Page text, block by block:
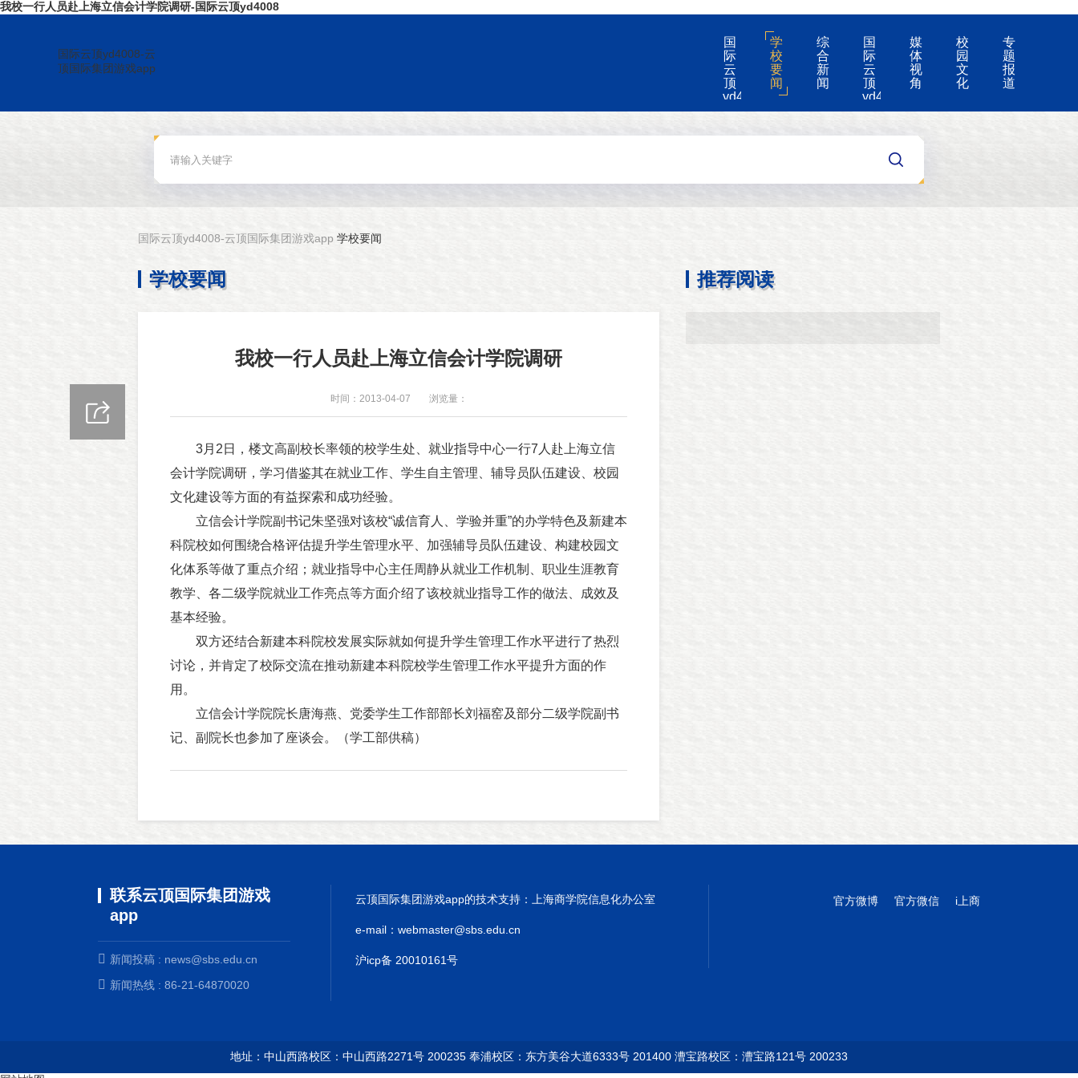
我校一行人员赴上海立信会计学院调研-国际云顶yd4008
国际云顶yd4008-云
顶国际集团游戏app
国
际
云
顶
yd4008-
云
国
戏
学
校
要
闻
综
合
新
闻
国
际
云
顶
yd4008
的
告
媒
体
视
角
校
园
文
化
专
题
报
道
国际云顶yd4008-云顶国际集团游戏app 学校要闻
学校要闻
我校一行人员赴上海立信会计学院调研
时间：2013-04-07 浏览量：
3月2日，楼文高副校长率领的校学生处、就业指导中心一行7人赴上海立信
会计学院调研，学习借鉴其在就业工作、学生自主管理、辅导员队伍建设、校园
文化建设等方面的有益探索和成功经验。
立信会计学院副书记朱坚强对该校“诚信育人、学验并重”的办学特色及新建本
科院校如何围绕合格评估提升学生管理水平、加强辅导员队伍建设、构建校园文
化体系等做了重点介绍；就业指导中心主任周静从就业工作机制、职业生涯教育
教学、各二级学院就业工作亮点等方面介绍了该校就业指导工作的做法、成效及
基本经验。
双方还结合新建本科院校发展实际就如何提升学生管理工作水平进行了热烈
讨论，并肯定了校际交流在推动新建本科院校学生管理工作水平提升方面的作
用。
立信会计学院院长唐海燕、党委学生工作部部长刘福窑及部分二级学院副书
记、副院长也参加了座谈会。（学工部供稿）
推荐阅读
联系云顶国际集团游戏
app
新闻投稿 : news@sbs.edu.cn
新闻热线 : 86-21-64870020
云顶国际集团游戏app的技术支持：上海商学院信息化办公室
e-mail： webmaster@sbs.edu.cn
沪icp备 20010161号
i上商
官方微信
官方微博
地址：中山西路校区：中山西路2271号 200235 奉浦校区：东方美谷大道6333号 201400 漕宝路校区：漕宝路121号 200233